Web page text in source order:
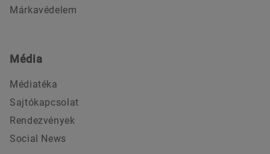
Márkavédelem
Média
Médiatéka
Sajtókapcsolat
Rendezvények
Social News